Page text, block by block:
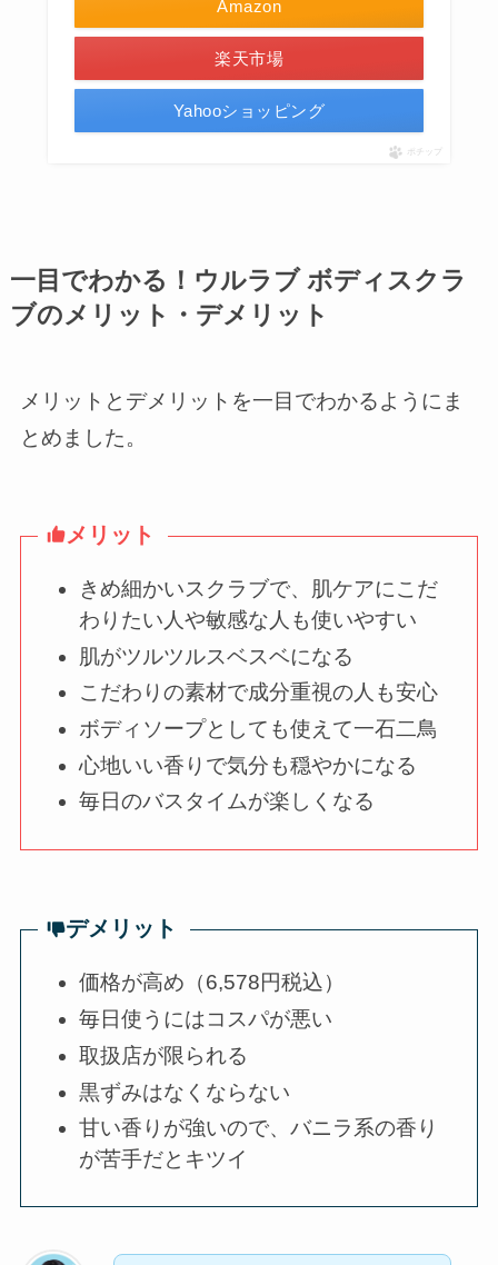
Amazon
楽天市場
Yahooショッピング
ポチップ
一目でわかる！ウルラブ ボディスクラ
ブのメリット・デメリット
メリットとデメリットを一目でわかるようにま
とめました。
メリット
きめ細かいスクラブで、肌ケアにこだ
わりたい人や敏感な人も使いやすい
肌がツルツルスベスベになる
こだわりの素材で成分重視の人も安心
ボディソープとしても使えて一石二鳥
心地いい香りで気分も穏やかになる
毎日のバスタイムが楽しくなる
デメリット
価格が高め（6,578円税込）
毎日使うにはコスパが悪い
取扱店が限られる
黒ずみはなくならない
甘い香りが強いので、バニラ系の香り
が苦手だとキツイ